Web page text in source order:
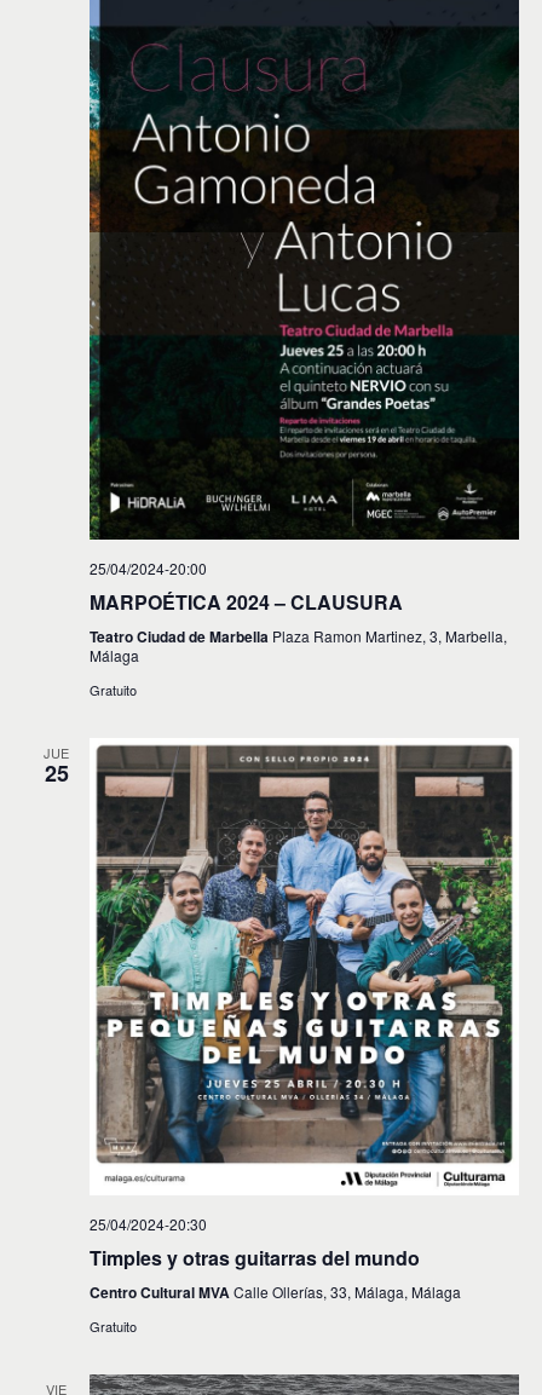
25/04/2024-20:00
MARPOÉTICA 2024 – CLAUSURA
Teatro Ciudad de Marbella Plaza Ramon Martinez, 3, Marbella,
Málaga
Gratuito
JUE
25
25/04/2024-20:30
Timples y otras guitarras del mundo
Centro Cultural MVACalle Ollerías, 33, Málaga, Málaga
Gratuito
VIE